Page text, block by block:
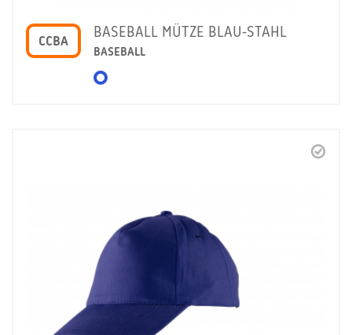
CCBA
BASEBALL MÜTZE BLAU-STAHL
BASEBALL